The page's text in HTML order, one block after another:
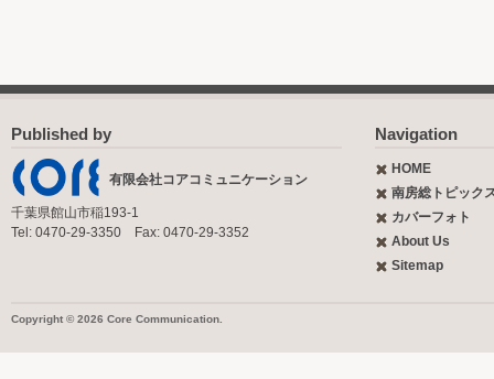
Published by
有限会社コアコミュニケーション
千葉県館山市稲193-1
Tel: 0470-29-3350 Fax: 0470-29-3352
Navigation
HOME
南房総トピック
カバーフォト
About Us
Sitemap
Copyright © 2026 Core Communication.